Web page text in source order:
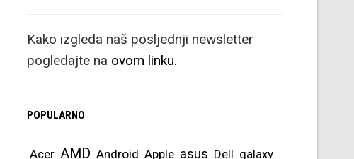
Kako izgleda naš posljednji newsletter
pogledajte na ovom linku.
POPULARNO
Acer AMD Android Apple asus Dell galaxy